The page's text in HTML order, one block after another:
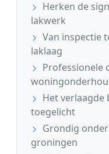
Herken de
lakwerk
Van inspectie
laklaag
Professionele
Het
toegelicht
Grondig
groningen